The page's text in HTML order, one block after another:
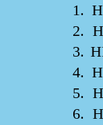
1.
2.
3.
4.
5.
6.